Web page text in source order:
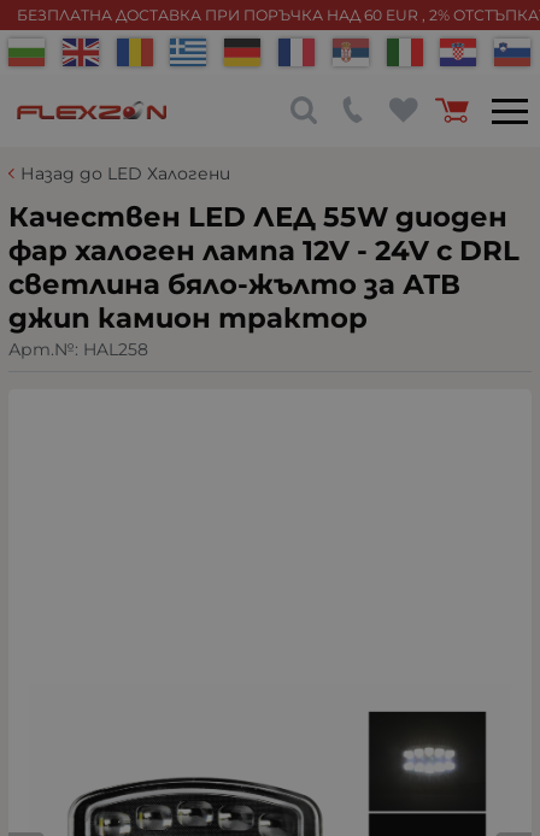
БЕЗПЛАТНА ДОСТАВКА ПРИ ПОРЪЧКА НАД 60 EUR , 2%
Назад до LED Халогени
Качествен LED ЛЕД 55W диоден
фар халоген лампа 12V - 24V с DRL
светлина бяло-жълто за АТВ
джип камион трактор
Арт.№: HAL258